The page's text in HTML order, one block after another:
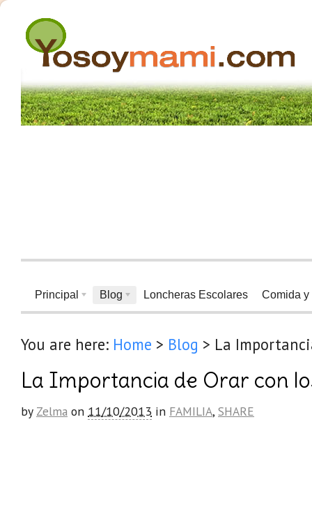
Principal Blog Loncheras Escolares Comida y
You are here: Home > Blog > La
La Importancia de Orar con
by Zelma on 11/10/2013 in FAMILIA, SHARE